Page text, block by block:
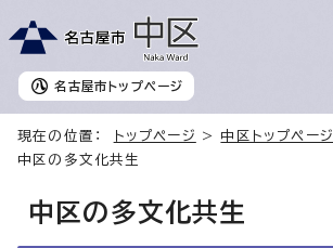
名古屋市 トップページ
現在の位置： トップページ > 中区トップページ
中区の多文化共生
中区の多文化共生